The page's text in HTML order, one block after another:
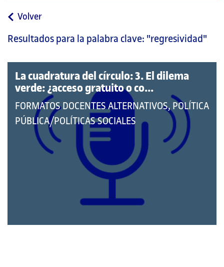
Volvera
página
Resultados para la palabra clave: "regresividad"
La cuadratura del círculo: 3. El dilema
verde: ¿acceso gratuito o co...
QUE
PERTENECE
FORMATOS DOCENTES ALTERNATIVOS, POLÍTICA
PÚBLICA/POLÍTICAS SOCIALES